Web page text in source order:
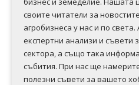
своите читатели за
агробизнеса у нас и по
експертни анализи и съвети
сектора, а също така
събития. При нас ще
полезни съвети за вашето